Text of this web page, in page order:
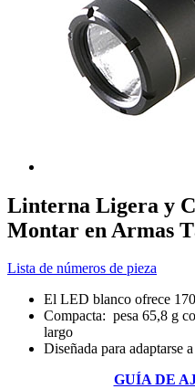
Linterna Ligera y
Montar en Armas
Lista de números de pieza
El LED blanco ofrece
Compacta: pesa 65,8 g
largo
Diseñada para adaptarse
GUÍA DE